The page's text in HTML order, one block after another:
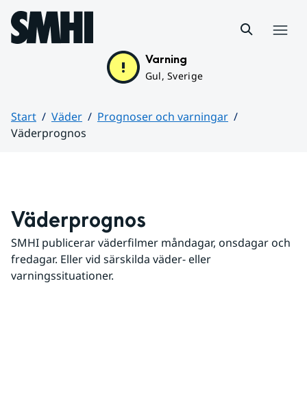
Hoppa till sidans innehåll
Varning
Gul, Sverige
Start Väder
Prognoser och varningar
Väderprognos
Väderprognos
SMHI publicerar väderfilmer måndagar, onsdagar och
fredagar. Eller vid särskilda väder- eller
varningssituationer.